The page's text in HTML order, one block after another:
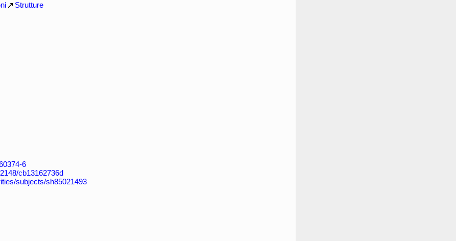
Strutture
6
cb13162736d
subjects/sh85021493